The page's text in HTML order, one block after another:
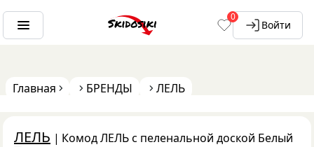
0
Войти
Главная БРЕНДЫ ЛЕЛЬ
ЛЕЛЬ | Комод ЛЕЛЬ с пеленальной доской Белый